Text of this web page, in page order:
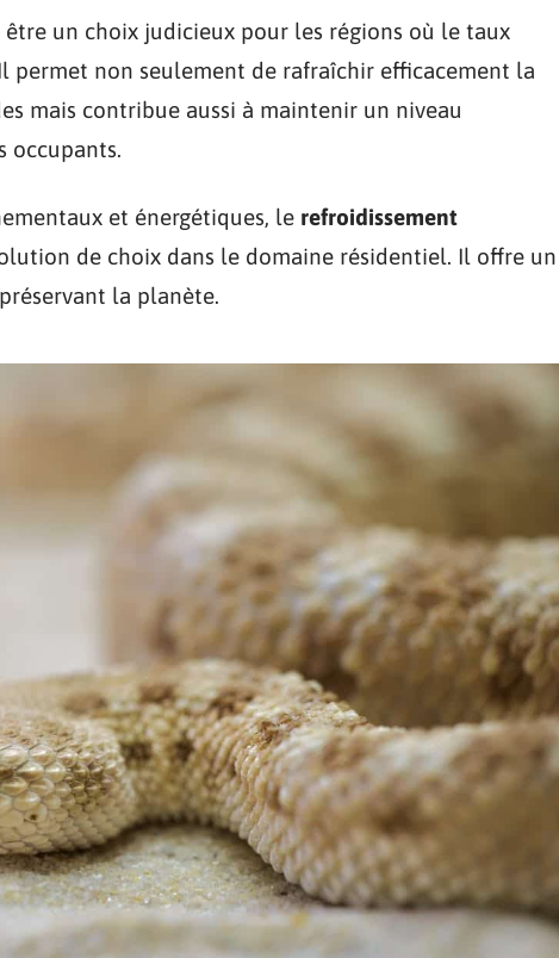
être un choix judicieux pour les régions où le taux
permet non seulement de rafraîchir efficacement la
mais contribue aussi à maintenir un niveau
occupants.
et énergétiques, le refroidissement
de choix dans le domaine résidentiel. Il offre un
la planète.